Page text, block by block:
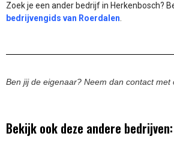
Zoek je een ander bedrijf in Herkenbosch?
bedrijvengids van Roerdalen
Ben jij de eigenaar? Neem dan contact met
Bekijk ook deze andere bedrijven: